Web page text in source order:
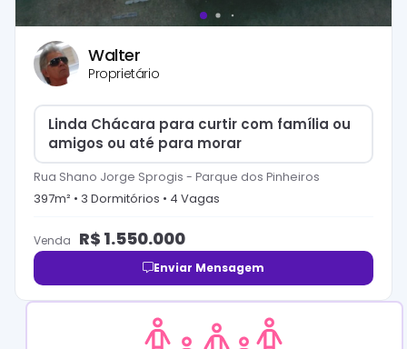
Walter
Proprietário
Linda Chácara para curtir com família ou
amigos ou até para morar
Rua Shano Jorge Sprogis - Parque dos Pinheiros
397m² • 3 Dormitórios • 4 Vagas
Venda R$ 1.550.000
Enviar Mensagem